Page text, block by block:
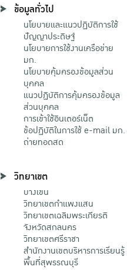
ข้อมูลทั่วไป
นโยบายและแนวปฏิบัติการใช้
ปัญญาประดิษฐ์
นโยบายการใช้งานเครือข่าย
มก.
นโยบายคุ้มครองข้อมูลส่วน
บุคคล
แนวปฏิบัติการคุ้มครองข้อมูล
ส่วนบุคคล
การเข้าใช้อินเตอร์เน็ต
ข้อปฏิบัติในการใช้ e-mail มก.
ถ่ายทอดสด
วิทยาเขต
บางเขน
วิทยาเขตกําแพงแสน
วิทยาเขตเฉลิมพระเกียรติ
จังหวัดสกลนคร
วิทยาเขตศรีราชา
สำนักงานเขตบริหารการเรียนรู้
พื้นที่สุพรรณบุรี